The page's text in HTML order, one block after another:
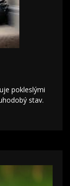
pokleslými
stav.